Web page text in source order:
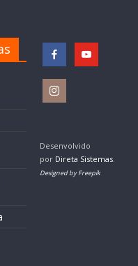
Desenvolvido
por Direta Sistemas.
Designed by Freepik